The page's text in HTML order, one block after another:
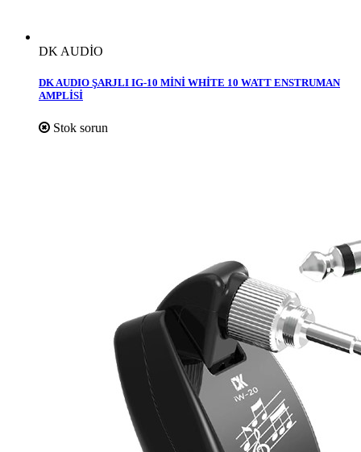
DK AUDİO
DK AUDIO ŞARJLI IG-10 MİNİ WHİTE 10 WATT ENSTRUMAN
AMPLİSİ
Stok sorun